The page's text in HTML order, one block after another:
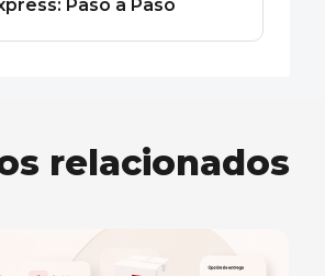
Paso a Paso
relacionados